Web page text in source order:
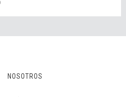
NOSOTROS